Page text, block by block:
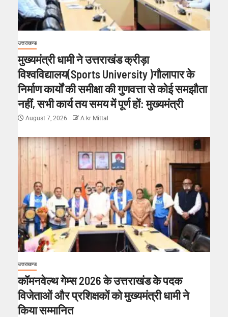
उत्तराखण्ड
मुख्यमंत्री धामी ने उत्तराखंड क्रीड़ा
विश्वविद्यालय(Sports University )गौलापार के
निर्माण कार्यों की समीक्षा की गुणवत्ता से कोई समझौता
नहीं, सभी कार्य तय समय में पूर्ण हों: मुख्यमंत्री
August 7, 2026 A kr Mittal
उत्तराखण्ड
कॉमनवेल्थ गेम्स 2026 के उत्तराखंड के पदक
विजेताओं और प्रशिक्षकों को मुख्यमंत्री धामी ने
किया सम्मानित